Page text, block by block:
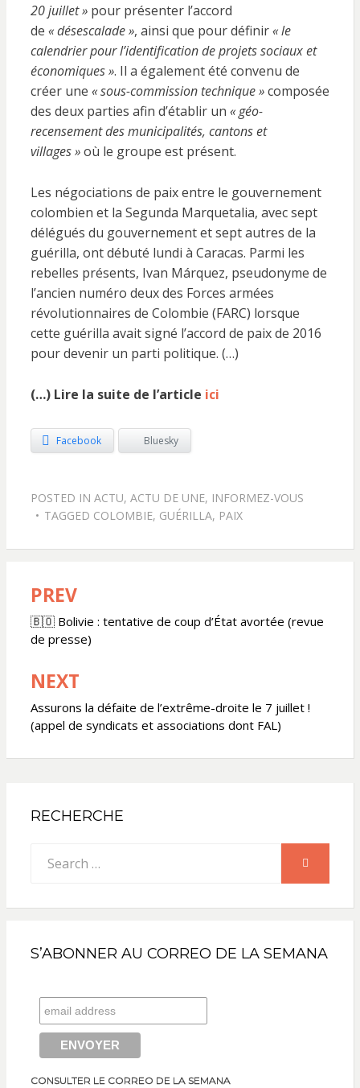
20 juillet »pour présenter l’accord
de « désescalade », ainsi que pour définir« le
calendrier pour l’identification de projets sociaux et
économiques ». Il a également été convenu de
créer une « sous-commission technique »composée
des deux parties afin d’établir un « géo-
recensement des municipalités, cantons et
villages »où le groupe est présent.
Les négociations de paix entre le gouvernement
colombien et la Segunda Marquetalia, avec sept
délégués du gouvernement et sept autres de la
guérilla, ont débuté lundi à Caracas. Parmi les
rebelles présents, Ivan Márquez, pseudonyme de
l’ancien numéro deux des Forces armées
révolutionnaires de Colombie (FARC) lorsque
cette guérilla avait signé l’accord de paix de 2016
pour devenir un parti politique. (…)
(…) Lire la suite de l’article ici
Facebook Bluesky
POSTED IN ACTU, ACTU DE UNE, INFORMEZ-VOUS
TAGGED COLOMBIE, GUÉRILLA, PAIX
Navigation
de
l’article
PREV
🇧🇴 Bolivie : tentative de coup d’État avortée (revue
de presse)
NEXT
Assurons la défaite de l’extrême-droite le 7 juillet !
(appel de syndicats et associations dont FAL)
RECHERCHE
for:
SEARCH
S’ABONNER AU CORREO DE LA SEMANA
CONSULTER LE CORREO DE LA SEMANA